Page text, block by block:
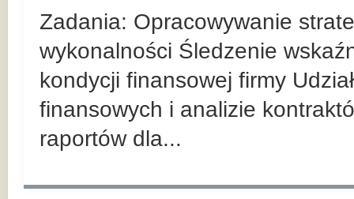
Zadania: Opracowywanie
wykonalności Śledzenie
kondycji finansowej firmy
finansowych i analizie
raportów dla...